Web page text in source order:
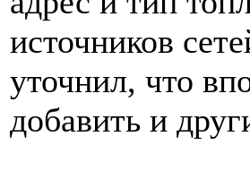
источников
уточнил, что
добавить и